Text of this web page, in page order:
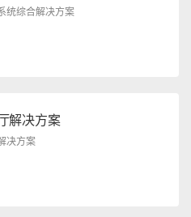
统综合解决方案
解决方案
决方案